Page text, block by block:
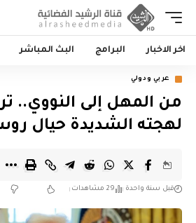
اخر الاخبار البرامج البث المباشر
عربي ودولي
من المهل إلى النووي..
لهجته الشديدة حيال
قبل سنة واحدة 29 مشاهدات